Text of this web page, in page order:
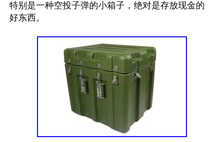
特别是一种空投子弹的小箱子，绝对是存放现金的
好东西。